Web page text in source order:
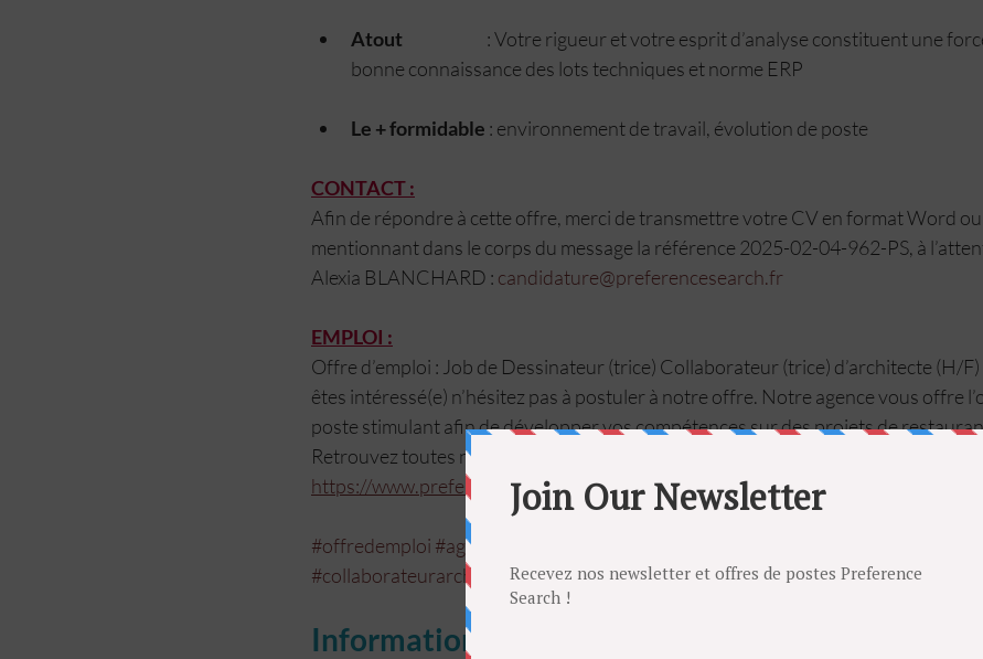
bonne connaissance des lots techniques et norme ERP
Le + formidable : environnement de travail, évolution de poste
CONTACT :
Afin de répondre à cette offre, merci de transmettre votre CV en format Word ou
mentionnant dans le corps du message la référence 2025-02-04-962-PS, à
Alexia BLANCHARD : candidature@preferencesearch.fr
EMPLOI :
Offre d’emploi : Job de Dessinateur (trice) Collaborateur (trice) d’architecte (H/F)
êtes intéressé(e) n’hésitez pas à postuler à notre offre. Notre agence vous offre
poste stimulant afin de développer vos compétences sur des projets de
Retrouvez toutes nos offres d'emploi en architecture retail sur notre site
https://www.preferencesearch.fr/offre-demploi-architecte-paris
#offredemploi #agence
#collaborateurarchitecte#espaces #aps#apd#creation#plans #realisation
Informations clés